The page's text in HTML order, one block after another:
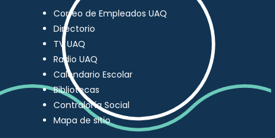
Correo de Empleados UAQ
Directorio
TV UAQ
Radio UAQ
Calendario Escolar
Bibliotecas
Contraloría Social
Mapa de sitio